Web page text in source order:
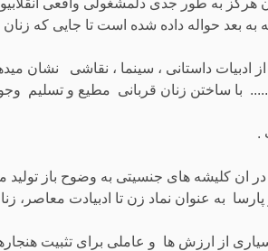
هرگز به طور جدی دلمشغولی واقعی
به بعد حواله داده شده است تا جایی که
ادبیات داستانی ، سینما ، نقاشی نشان
با ساختن زنان قربانی مطیع و تسلیم
.
در ان کلیشه های جنسیتی به وضوح باز
به عنوان نماد زن تا ادبیادت معاصر،
از ارزش ها و عاملی برای تثبیت